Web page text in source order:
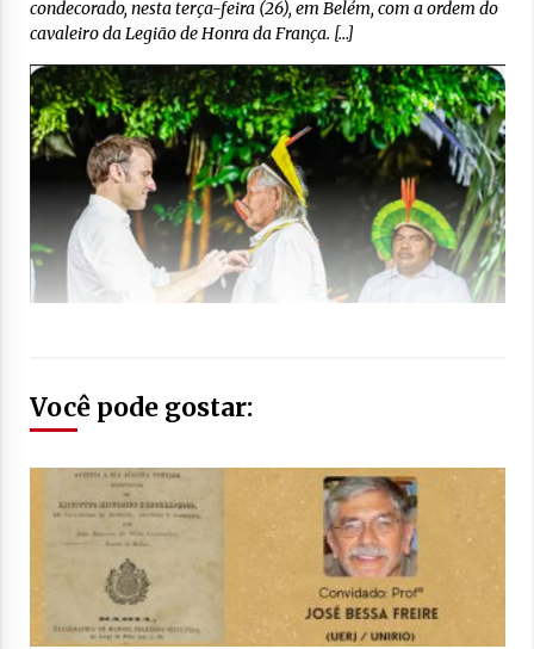
condecorado, nesta terça-feira (26), em Belém, com a ordem do
cavaleiro da Legião de Honra da França. […]
Você pode gostar: